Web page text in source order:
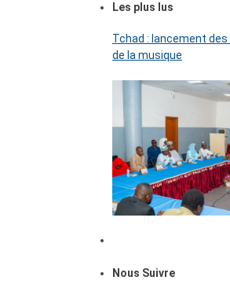
Les plus lus
Tchad : lancement
de la musique
Nous Suivre